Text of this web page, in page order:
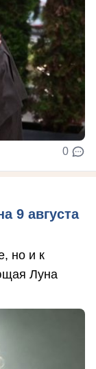
0
9 августа
но и к
Луна